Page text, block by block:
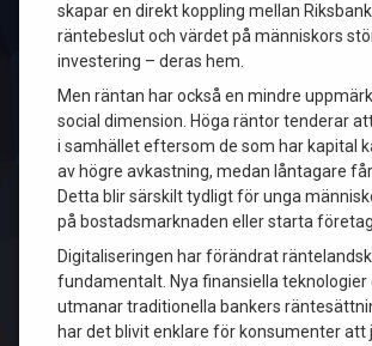
skapar en direkt koppling mellan
räntebeslut och värdet på människors
investering – deras hem.
Men räntan har också en mindre
social dimension. Höga räntor tenderar
i samhället eftersom de som har kapital
av högre avkastning, medan låntagare
Detta blir särskilt tydligt för unga
på bostadsmarknaden eller starta företag.
Digitaliseringen har förändrat
fundamentalt. Nya finansiella teknologier
utmanar traditionella bankers
har det blivit enklare för konsumenter att